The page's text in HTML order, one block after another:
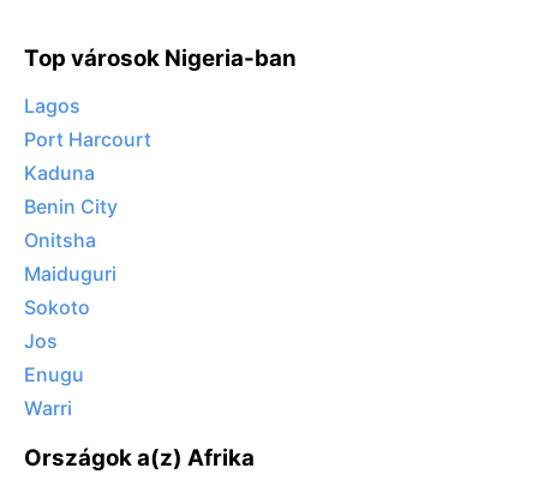
Top városok Nigeria-ban
Lagos
Port Harcourt
Kaduna
Benin City
Onitsha
Maiduguri
Sokoto
Jos
Enugu
Warri
Országok a(z) Afrika